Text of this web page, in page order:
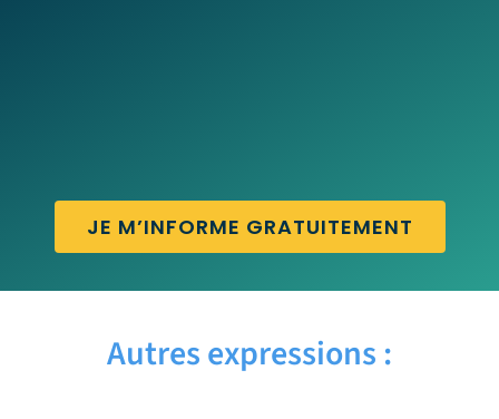
JE M’INFORME GRATUITEMENT
Autres expressions :